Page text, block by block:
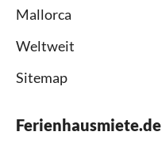
Mallorca
Weltweit
Sitemap
Ferienhausmiete.de